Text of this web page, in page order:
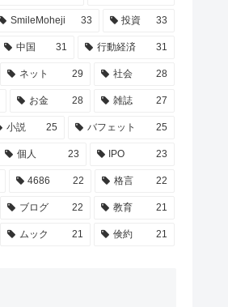
SmileMoheji 33 投資 33
中国 31 行動経済 31
ネット 29 社会 28
お金 28 雑誌 27
小説 25 バフェット 25
個人 23 IPO 23
4686 22 格言 22
ブログ 22 教育 21
ムック 21 倹約 21